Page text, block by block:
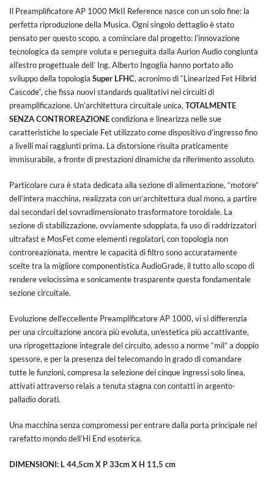
Il Preamplificatore AP 1000 MkII Reference nasce con un solo fine: la
perfetta riproduzione della Musica. Ogni singolo dettaglio è stato
pensato per questo scopo, a cominciare dal progetto: l’innovazione
tecnologica da sempre voluta e perseguita dalla Aurion Audio congiunta
all’estro progettuale dell’ Ing. Alberto Ingoglia hanno portato allo
sviluppo della topologia Super LFHC, acronimo di “Linearized Fet Hibrid
Cascode”, che fissa nuovi standards qualitativi nei circuiti di
preamplificazione. Un’architettura circuitale unica, TOTALMENTE
SENZA CONTROREAZIONEcondiziona e linearizza nelle sue
caratteristiche lo speciale Fet utilizzato come dispositivo d’ingresso fino
a livelli mai raggiunti prima. La distorsione risulta praticamente
immisurabile, a fronte di prestazioni dinamiche da riferimento assoluto.
Particolare cura è stata dedicata alla sezione di alimentazione, “motore”
dell’intera macchina, realizzata con un’architettura dual mono, a partire
dai secondari del sovradimensionato trasformatore toroidale. La
sezione di stabilizzazione, ovviamente sdoppiata, fa uso di raddrizzatori
ultrafast e MosFet come elementi regolatori, con topologia non
controreazionata, mentre le capacità di filtro sono accuratamente
scelte tra la migliore componentistica AudioGrade, il tutto allo scopo di
rendere velocissima e sonicamente trasparente questa fondamentale
sezione circuitale.
Evoluzione dell’eccellente Preamplificatore AP 1000, vi si differenzia
per una circuitazione ancora più evoluta, un’estetica più accattivante,
una riprogettazione integrale del circuito, adesso a norme “mil” a doppio
spessore, e per la presenza del telecomando in grado di comandare
tutte le funzioni, compresa la selezione dei cinque ingressi solo linea,
attivati attraverso relais a tenuta stagna con contatti in argento-
palladio dorati.
Una macchina senza compromessi per entrare dalla porta principale nel
rarefatto mondo dell’Hi End esoterica.
DIMENSIONI: L 44,5cm X P 33cm X H 11,5 cm